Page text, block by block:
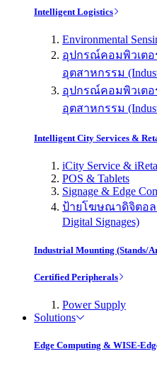
Intelligent Logistics
Environmental
อุปกรณ์คอมพิวเตอ
อุตสาหกรรม
อุปกรณ์คอมพิวเต
อุตสาหกรรม
Intelligent City Services &
iCity Service &
POS & Tablets
Signage & Edge
ป้ายโฆษณาดิจิตอล
Digital Signages)
Industrial Mounting (Stands/
Certified Peripherals
Power Supply
Solutions
Edge Computing & WISE-